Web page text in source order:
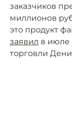
заказчиков
миллионов
это продукт
заявил в июле
торговли